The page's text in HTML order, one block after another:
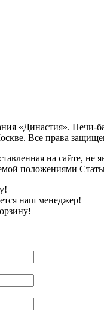
«Династия». Печи-
Все права
на сайте, не
положениями
наш менеджер!